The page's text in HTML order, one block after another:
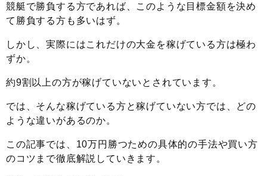
競艇で勝負する方であれば、このような目標金額を決め
て勝負する方も多いはず。
しかし、実際にはこれだけの大金を稼げている方は極わ
ずか。
約9割以上の方が稼げていないとされています。
では、そんな稼げている方と稼げていない方では、どの
ような違いがあるのか。
この記事では、10万円勝つための具体的の手法や買い方
のコツまで徹底解説していきます。